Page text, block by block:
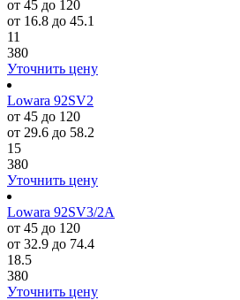
от 45 до 120
от 16.8 до 45.1
11
380
Уточнить цену
Lowara 92SV2
от 45 до 120
от 29.6 до 58.2
15
380
Уточнить цену
Lowara 92SV3/2A
от 45 до 120
от 32.9 до 74.4
18.5
380
Уточнить цену